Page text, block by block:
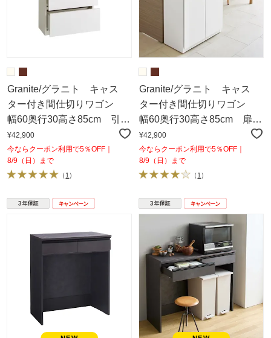
Granite/グラニト キャス
ター付き間仕切りワゴン
幅60奥行30高さ85cm 引き
出しタイプ
¥42,900
今ならクーポン利用で5％OFF｜
8/9（日）まで
（ 1 ）
Granite/グラニト キャス
ター付き間仕切りワゴン
幅60奥行30高さ85cm 扉収
納タイプ
¥42,900
今ならクーポン利用で5％OFF｜
8/9（日）まで
（ 1 ）